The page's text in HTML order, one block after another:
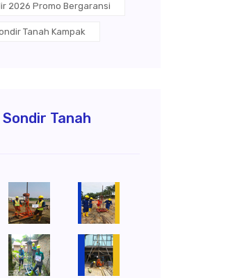
2026 Promo Bergaransi
Tanah Kampak
Tanah